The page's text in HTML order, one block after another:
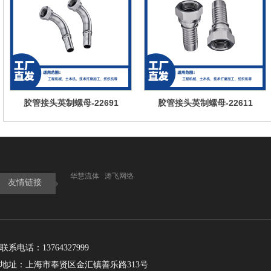
胶管接头英制螺母-22691 胶管接头英制螺母-22611
友情链接
华慧流体 涛飞网络
联系电话：13764327999
地址：上海市奉贤区金汇镇善乐路313号